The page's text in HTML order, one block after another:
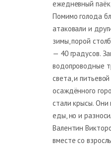
ежедневный
Помимо голода
атаковали и
зимы, порой
— 40 градусов.
водопроводные
света, и
осаждённого
стали крысы. Они
еды, но и
Валентин
вместе со